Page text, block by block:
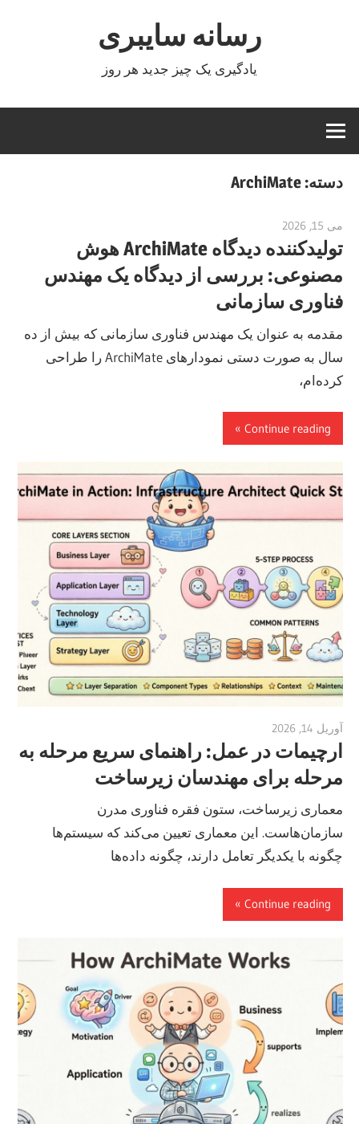
رسانه سایبری
یادگیری یک چیز جدید هر روز
دسته:ArchiMate
می 15, 2026
تولیدکننده دیدگاه ArchiMate هوش
مصنوعی: بررسی از دیدگاه یک مهندس
فناوری سازمانی
مقدمه به عنوان یک مهندس فناوری سازمانی که بیش از ده
سال به صورت دستی نمودارهای ArchiMate را طراحی
کرده‌ام،
Continue reading
آوریل 14, 2026
ارچیمات در عمل: راهنمای سریع مرحله به
مرحله برای مهندسان زیرساخت
معماری زیرساخت، ستون فقره فناوری مدرن
سازمان‌هاست. این معماری تعیین می‌کند که سیستم‌ها
چگونه با یکدیگر تعامل دارند، چگونه داده‌ها
Continue reading